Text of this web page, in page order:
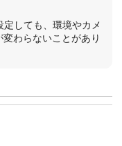
定しても、環境やカメ
わらないことがあり